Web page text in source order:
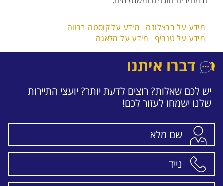
מידע על ברצלונה
מידע על קוסטה ברווה
מידע על טנריף
מידע על מלאגה
דברו איתנו
יש לכם שאלות? רוצים לדעת יותר? יועצי התיירות
שלנו ישמחו לעזור לכם!